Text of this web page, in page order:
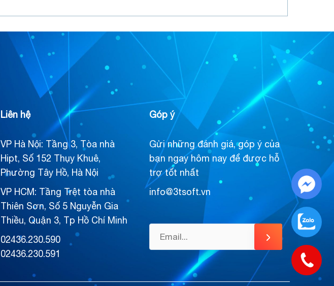
Liên hệ
VP Hà Nội: Tầng 3, Tòa nhà
Hipt, Số 152 Thụy Khuê,
Phường Tây Hồ, Hà Nội
VP HCM: Tầng Trệt tòa nhà
Thiên Sơn, Số 5 Nguyễn Gia
Thiều, Quận 3, Tp Hồ Chí Minh
02436.230.590
02436.230.591
Góp ý
Gửi những đánh giá, góp ý của
bạn ngay hôm nay để được hỗ
trợ tốt nhất
info@3tsoft.vn